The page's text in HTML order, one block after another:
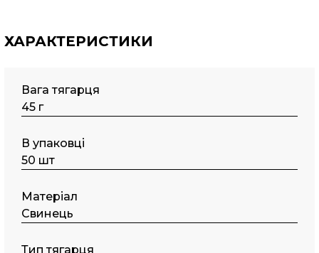
ХАРАКТЕРИСТИКИ
Вага тягарця
45 г
В упаковці
50 шт
Матеріал
Свинець
Тип тягарця